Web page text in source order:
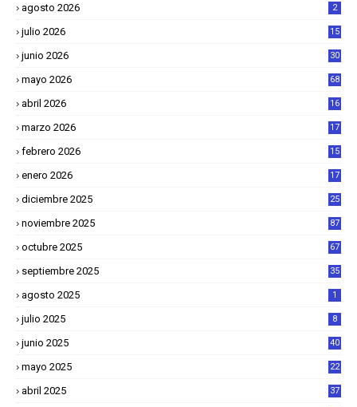
agosto 2026 2
julio 2026 15
junio 2026 30
mayo 2026 68
abril 2026
16
marzo 2026
17
febrero 2026
15
enero 2026
17
diciembre 2025
25
noviembre 2025 87
octubre 2025 67
septiembre 2025 35
agosto 2025 1
julio 2025 8
junio 2025 40
mayo 2025
22
abril 2025
37